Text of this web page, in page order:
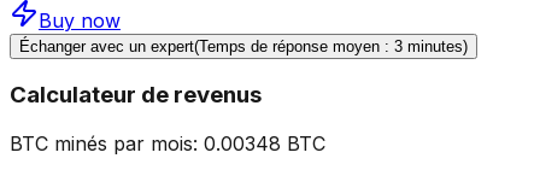
Buy now
Échanger avec un expert(Temps de réponse moyen : 3 minutes)
Calculateur de revenus
BTC minés par mois: 0.00348 BTC